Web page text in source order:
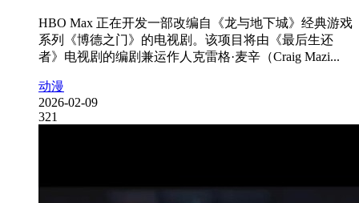
HBO Max 正在开发一部改编自《龙与地下城》经典游戏
系列《博德之门》的电视剧。该项目将由《最后生还
者》电视剧的编剧兼运作人克雷格·麦辛（Craig Mazi...
动漫
2026-02-09
321